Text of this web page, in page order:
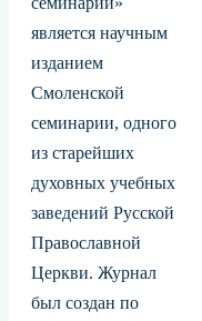
является научным
изданием
Смоленской
семинарии, одного
из старейших
духовных учебных
заведений Русской
Православной
Церкви. Журнал
был создан по